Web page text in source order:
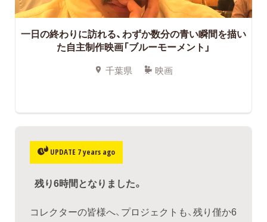
一日の終わりに訪れる、わずか数分の青い瞬間を描い
た自主制作映画「ブルーモーメント」
千葉県 映画
UPDATE 7 years ago
残り6時間となりました。
コレクターの皆様へ、プロジェクトも、残り僅か6